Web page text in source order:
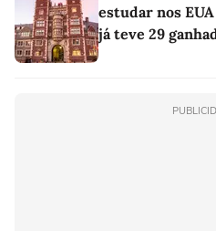
estudar nos
já teve 29